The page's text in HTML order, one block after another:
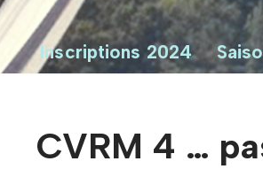
Inscriptions 2024
CVRM 4 …